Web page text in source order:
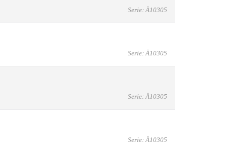
Serie: Ä10305
Serie: Ä10305
Serie: Ä10305
Serie: Ä10305